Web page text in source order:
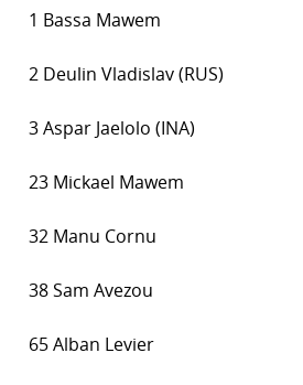
1 Bassa Mawem
2 Deulin Vladislav (RUS)
3 Aspar Jaelolo (INA)
23 Mickael Mawem
32 Manu Cornu
38 Sam Avezou
65 Alban Levier